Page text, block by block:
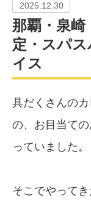
2025.12.30
那覇・泉
定・スパ
イス
具だくさんの
の、お目当て
っていました。
そこでやって